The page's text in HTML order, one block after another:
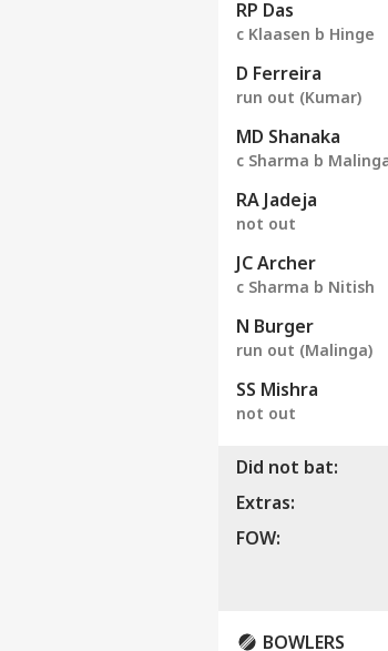
RP Das
c Klaasen b Hinge
D Ferreira
run out (Kumar)
MD Shanaka
c Sharma b
RA Jadeja
not out
JC Archer
c Sharma b Nitish
N Burger
run out (Malinga)
SS Mishra
not out
Did not bat:
Extras:
FOW:
BOWLERS